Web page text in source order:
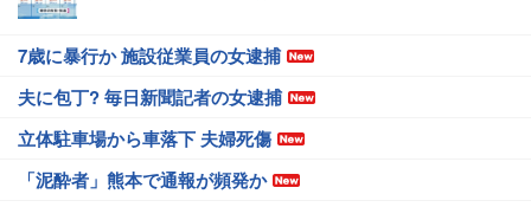
7歳に暴行か 施設従業員の女逮捕
夫に包丁? 毎日新聞記者の女逮捕
立体駐車場から車落下 夫婦死傷
「泥酔者」熊本で通報が頻発か